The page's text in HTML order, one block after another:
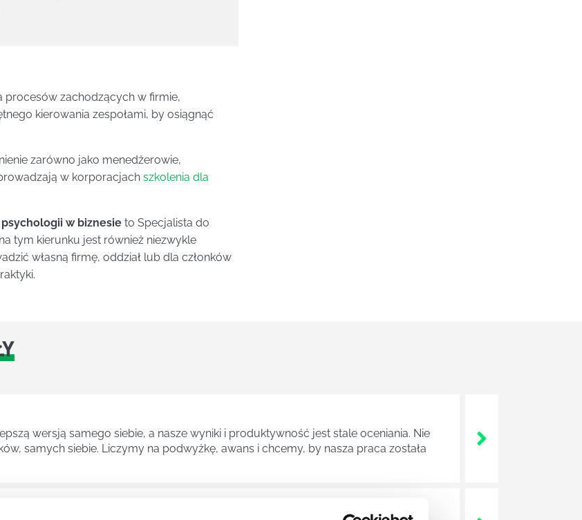
procesów zachodzących w firmie,
kierowania zespołami, by osiągnąć
zarówno jako menedżerowie,
w korporacjach szkolenia dla
w biznesie to Specjalista do
tym kierunku jest również niezwykle
własną firmę, oddział lub dla członków
wersją samego siebie, a nasze wyniki i produktywność jest stale oceniania. Nie
samych siebie. Liczymy na podwyżkę, awans i chcemy, by nasza praca została